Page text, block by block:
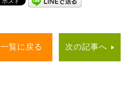
一覧に戻る 次の記事へ